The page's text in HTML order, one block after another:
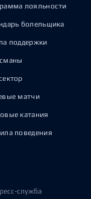
лояльности
болельщика
поддержки
матчи
катания
поведения
служба